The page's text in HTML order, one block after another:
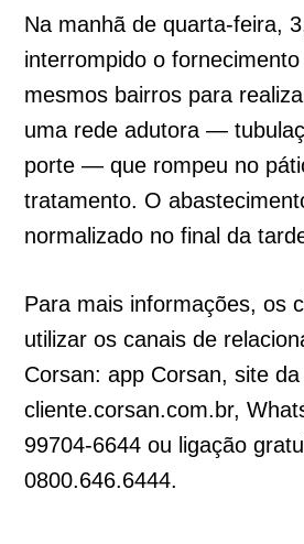
Na manhã de quarta-feira,
interrompido o
mesmos bairros para
uma rede adutora —
porte — que rompeu no
tratamento. O
normalizado no final da
Para mais informações, os
utilizar os canais de
Corsan: app Corsan, site da
cliente.corsan.com.br,
99704-6644 ou ligação
0800.646.6444.